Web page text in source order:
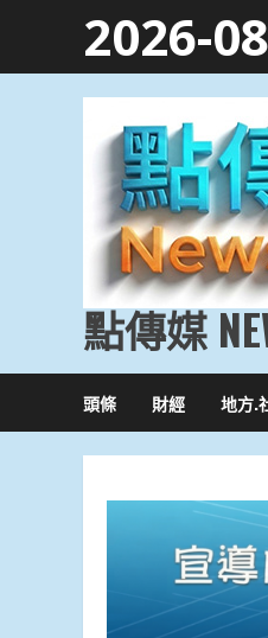
2026-
點傳媒
頭條 財經 地方.